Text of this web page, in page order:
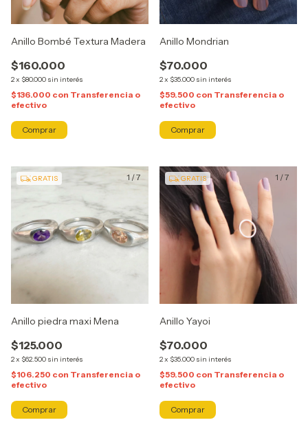
Anillo Bombé Textura Madera
$160.000
2x $80.000 sin interés
$136.000 con Transferencia o
efectivo
Comprar
Anillo Mondrian
$70.000
2x $35.000 sin interés
$59.500 con Transferencia o
efectivo
Comprar
1 /7
GRATIS
Anillo piedra maxi Mena
$125.000
2x $62.500 sin interés
$106.250 con Transferencia o
efectivo
Comprar
1 /7
GRATIS
Anillo Yayoi
$70.000
2x $35.000 sin interés
$59.500 con Transferencia o
efectivo
Comprar